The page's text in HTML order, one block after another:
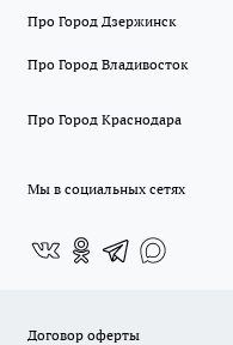
Про Город Дзержинск
Про Город Владивосток
Про Город Краснодара
Мы в социальных сетях
Договор оферты